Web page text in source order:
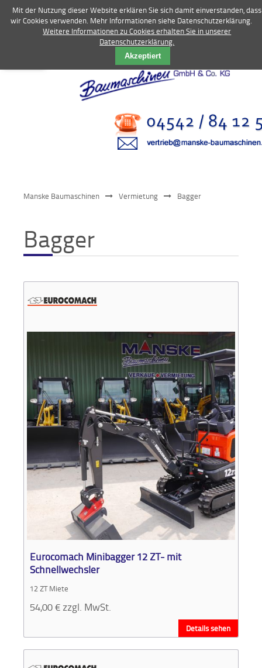
Sonstiges
Vibrationstechnik
Kommunaltechnik
Anbaugeräte
Sonstiges
Sonderaktionen
und
Anfahrt
Manske Baumaschinen Vermietung Bagger
Bagger
Eurocomach Minibagger 12 ZT- mit
Schnellwechsler
12 ZT Miete
54,00€ zzgl. MwSt.
Details sehen
Mit der Nutzung dieser Website erklären Sie sich damit einverstanden, dass
wir Cookies verwenden. Mehr Informationen siehe Datenschutzerklärung.
Weitere Informationen zu Cookies erhalten Sie in unserer
Datenschutzerklärung.
Akzeptiert